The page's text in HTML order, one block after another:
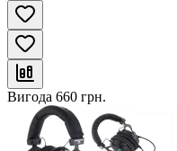
Вигода 660 грн.